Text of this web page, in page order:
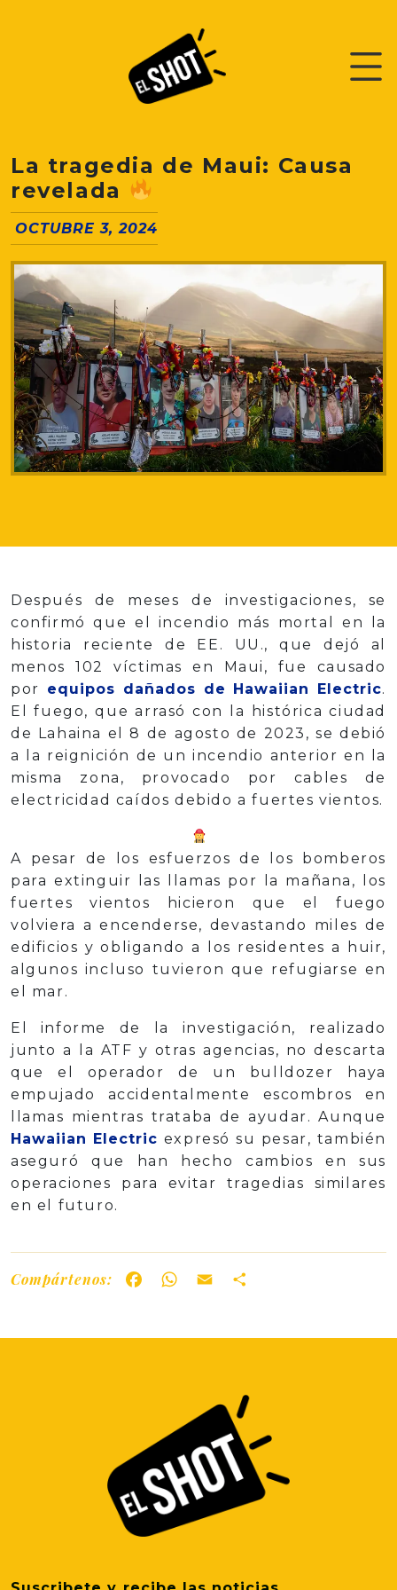
La tragedia de Maui: Causa
revelada
OCTUBRE 3, 2024
Después de meses de investigaciones, se
confirmó que el incendio más mortal en la
historia reciente de EE. UU., que dejó al
menos 102 víctimas en Maui, fue causado
por equipos dañados de Hawaiian Electric.
El fuego, que arrasó con la histórica ciudad
de Lahaina el 8 de agosto de 2023, se debió
a la reignición de un incendio anterior en la
misma zona, provocado por cables de
electricidad caídos debido a fuertes vientos.
A pesar de los esfuerzos de los bomberos
para extinguir las llamas por la mañana, los
fuertes vientos hicieron que el fuego
volviera a encenderse, devastando miles de
edificios y obligando a los residentes a huir,
algunos incluso tuvieron que refugiarse en
el mar.
El informe de la investigación, realizado
junto a la ATF y otras agencias, no descarta
que el operador de un bulldozer haya
empujado accidentalmente escombros en
llamas mientras trataba de ayudar. Aunque
Hawaiian Electric expresó su pesar, también
aseguró que han hecho cambios en sus
operaciones para evitar tragedias similares
en el futuro.
Compártenos: FacebookWhatsApp
Email